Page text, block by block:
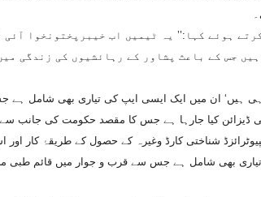
ہوئے کہا:’’ یہ ٹیمیں اب خیبرپختونخوا آئی
جس کے باعث پشاور کے رہائشیوں کی زندگی
ہیں‘ ان میں ایک ایسی ایپ کی تیاری بھی شامل
ڈیزائن کیا جارہا ہے جس کا مقصد حکومت کی جانب
شناختی کارڈ وغیرہ کے حصول کے طریقۂ کار اور
بھی شامل ہے جس سے قرب و جوار میں قائم طبی